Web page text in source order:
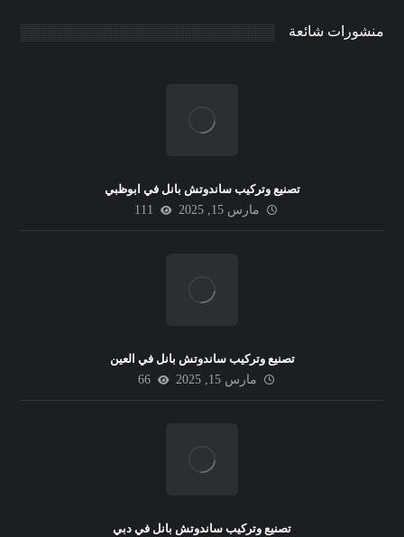
منشورات شائعة
تصنيع وتركيب ساندوتش بانل في ابوظبي
مارس 15, 2025
111
تصنيع وتركيب ساندوتش بانل في العين
مارس 15, 2025
66
تصنيع وتركيب ساندوتش بانل في دبي